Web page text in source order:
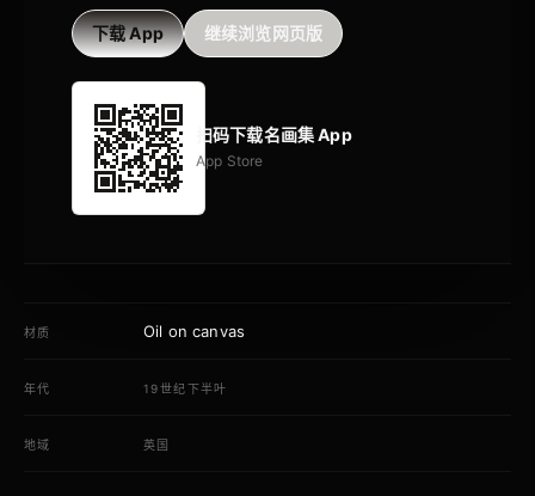
下载 App 继续浏览网页版
扫码下载名画集 App
App Store
材质 Oil on canvas
年代 19世纪下半叶
地域 英国